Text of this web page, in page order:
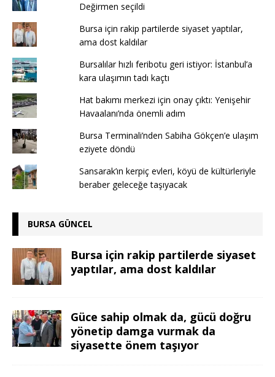
Değirmen seçildi
Bursa için rakip partilerde siyaset yaptılar,
ama dost kaldılar
Bursalılar hızlı feribotu geri istiyor: İstanbul’a
kara ulaşımın tadı kaçtı
Hat bakımı merkezi için onay çıktı: Yenişehir
Havaalanı’nda önemli adım
Bursa Terminali’nden Sabiha Gökçen’e ulaşım
eziyete döndü
Sansarak’ın kerpiç evleri, köyü de kültürleriyle
beraber geleceğe taşıyacak
BURSA GÜNCEL
Bursa için rakip partilerde siyaset
yaptılar, ama dost kaldılar
Güce sahip olmak da, gücü doğru
yönetip damga vurmak da
siyasette önem taşıyor